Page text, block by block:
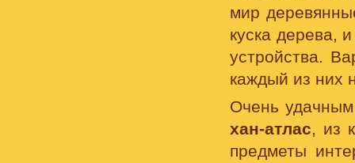
мир
куска дерева,
устройства.
каждый из них
Очень удачным
хан-атлас, из
предметы